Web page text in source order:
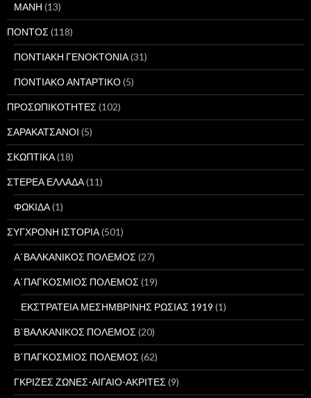
ΜΑΝΗ (13)
ΠΟΝΤΟΣ (118)
ΠΟΝΤΙΑΚΗ ΓΕΝΟΚΤΟΝΙΑ(31)
ΠΟΝΤΙΑΚΟ ΑΝΤΑΡΤΙΚΟ(5)
ΠΡΟΣΩΠΙΚΟΤΗΤΕΣ (102)
ΣΑΡΑΚΑΤΣΑΝΟΙ (5)
ΣΚΩΠΤΙΚΑ(18)
ΣΤΕΡΕΑ ΕΛΛΑΔΑ(11)
ΦΩΚΙΔΑ(1)
ΣΥΓΧΡΟΝΗ ΙΣΤΟΡΙΑ(501)
Α΄ΒΑΛΚΑΝΙΚΟΣ ΠΟΛΕΜΟΣ (27)
Α΄ΠΑΓΚΟΣΜΙΟΣ ΠΟΛΕΜΟΣ (19)
ΕΚΣΤΡΑΤΕΙΑ ΜΕΣΗΜΒΡΙΝΗΣ ΡΩΣΙΑΣ 1919 (1)
Β΄ΒΑΛΚΑΝΙΚΟΣ ΠΟΛΕΜΟΣ (20)
Β΄ΠΑΓΚΟΣΜΙΟΣ ΠΟΛΕΜΟΣ (62)
ΓΚΡΙΖΕΣ ΖΩΝΕΣ-ΑΙΓΑΙΟ-ΑΚΡΙΤΕΣ (9)